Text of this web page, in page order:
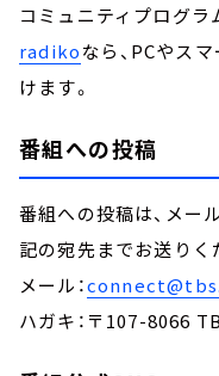
コミュニティプログラ
radikoなら、PCやス
けます。
番組への投稿
番組への投稿は、メー
記の宛先までお送りく
メール：
ハガキ：〒107-8066